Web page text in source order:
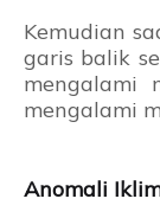
Kemudian
garis balik
mengalami
mengalami
Anomali